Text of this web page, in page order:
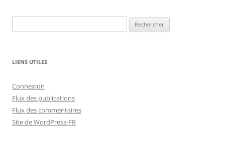
LIENS UTILES
Connexion
Flux des publications
Flux des commentaires
Site de WordPress-FR